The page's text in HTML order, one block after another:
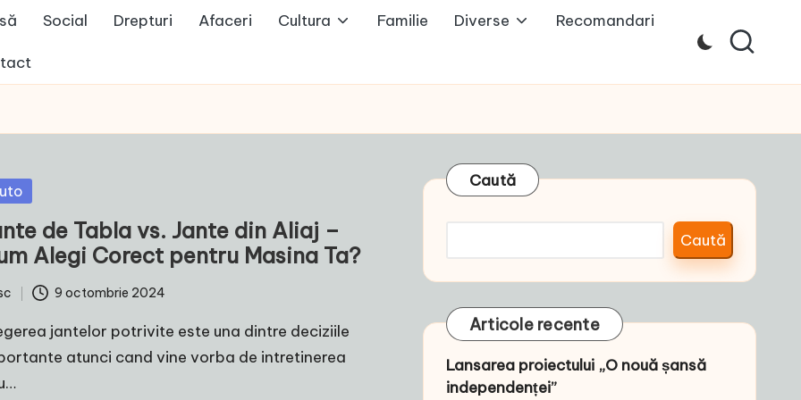
Social Drepturi Afaceri Cultura Familie Diverse Recomandari
de Tabla vs. Jante din Aliaj –
Alegi Corect pentru Masina Ta?
9 octombrie 2024
jantelor potrivite este una dintre deciziile
atunci cand vine vorba de intretinerea
Caută
Caută
Articole recente
Lansarea proiectului „O nouă șansă
independenței”